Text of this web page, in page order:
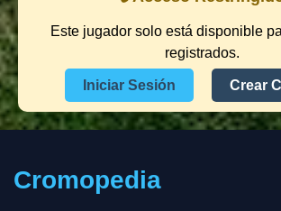
Este jugador solo está disponible
registrados.
Iniciar Sesión Crear
Cromopedia